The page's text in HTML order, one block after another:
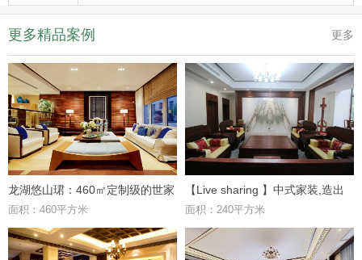
更多精品案例 更多
龙湖悠山珺：460㎡定制级的世家
府邸，优雅极致的东方礼居
面积：460平方米
【Live sharing 】中式家装,造出
禅意真“佛系”
面积：240平方米